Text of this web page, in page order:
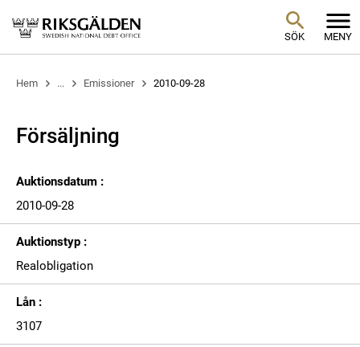
SÖK MENY
Hem ... Emissioner 2010-09-28
Försäljning
Auktionsdatum :
2010-09-28
Auktionstyp :
Realobligation
Lån :
3107